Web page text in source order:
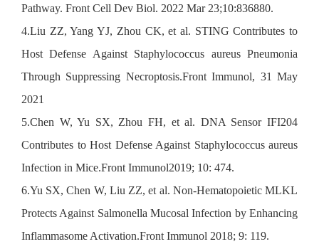
Pathway. Front Cell Dev Biol. 2022 Mar 23;10:836880.
4.Liu ZZ, Yang YJ, Zhou CK, et al. STING Contributes to
Host Defense Against Staphylococcus aureus Pneumonia
Through Suppressing Necroptosis.Front Immunol, 31 May
2021
5.Chen W, Yu SX, Zhou FH, et al. DNA Sensor IFI204
Contributes to Host Defense Against Staphylococcus aureus
Infection in Mice.Front Immunol2019; 10: 474.
6.Yu SX, Chen W, Liu ZZ, et al. Non-Hematopoietic MLKL
Protects Against Salmonella Mucosal Infection by Enhancing
Inflammasome Activation.Front Immunol 2018; 9: 119.